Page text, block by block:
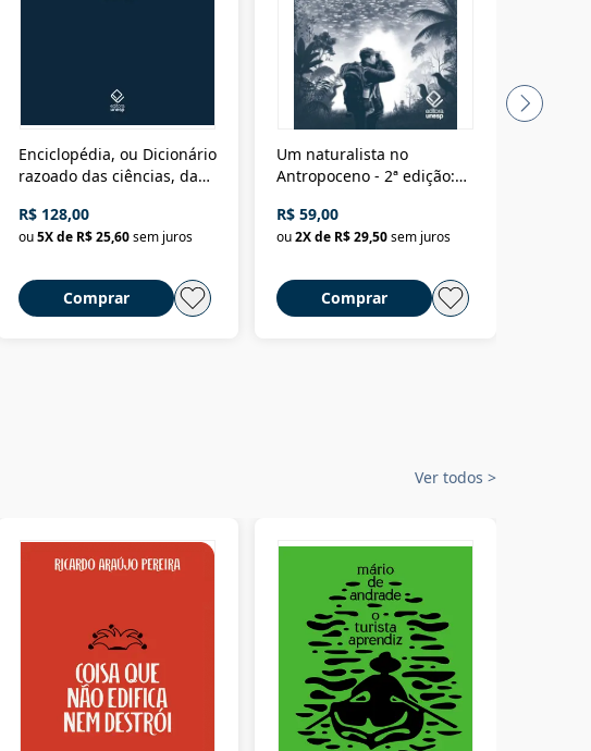
Enciclopédia, ou Dicionário
razoado das ciências, das
Civilização material
R$ 128,00
ou5X de R$ 25,60sem juros
Comprar
Um naturalista no
Antropoceno - 2ª edição:
selvagem
R$ 59,00
ou2X de R$ 29,50sem juros
Comprar
Ver todos >